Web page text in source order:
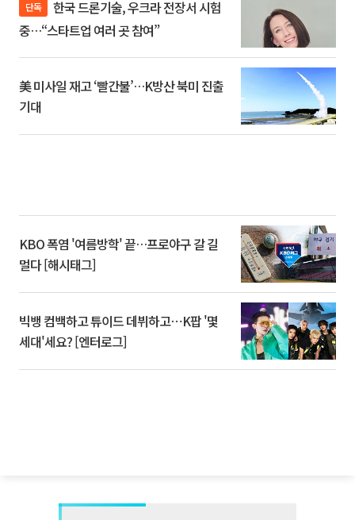
단독
중…“스타트업 여러 곳 참여”
美 미사일 재고 ‘빨간불’…K방산 북미 진출
기대
KBO 폭염 '여름방학' 끝…프로야구 갈 길
멀다 [해시태그]
빅뱅 컴백하고 튜이드 데뷔하고⋯K팝 '몇
세대'세요? [엔터로그]